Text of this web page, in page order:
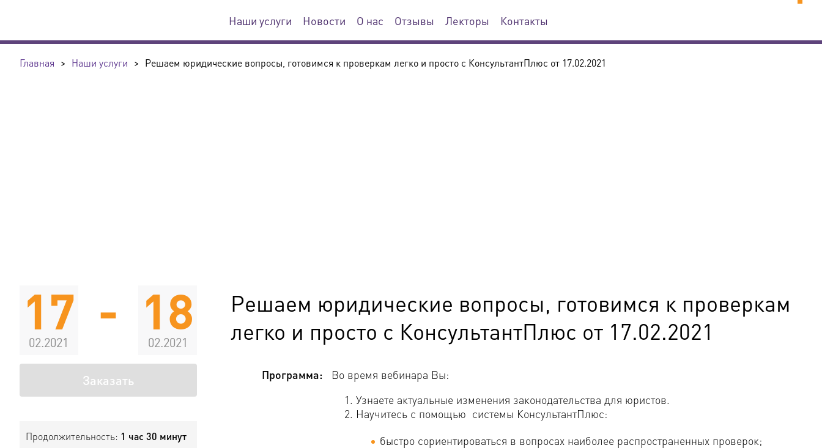
Наши услуги Новости О нас Отзывы Лекторы Контакты
Главная > Наши услуги > Решаем юридические вопросы, готовимся к проверкам легко и просто с КонсультантПлюс от 17.02.2021
17
02.2021
- 18
02.2021
Заказать
Продолжительность: 1 час 30 минут
Решаем юридические вопросы, готовимся к проверкам
легко и просто с КонсультантПлюс от 17.02.2021
Программа:
Во время вебинара Вы:
Узнаете актуальные изменения законодательства для юристов.
Научитесь с помощью системы КонсультантПлюс:
быстро сориентироваться в вопросах наиболее распространенных проверок;